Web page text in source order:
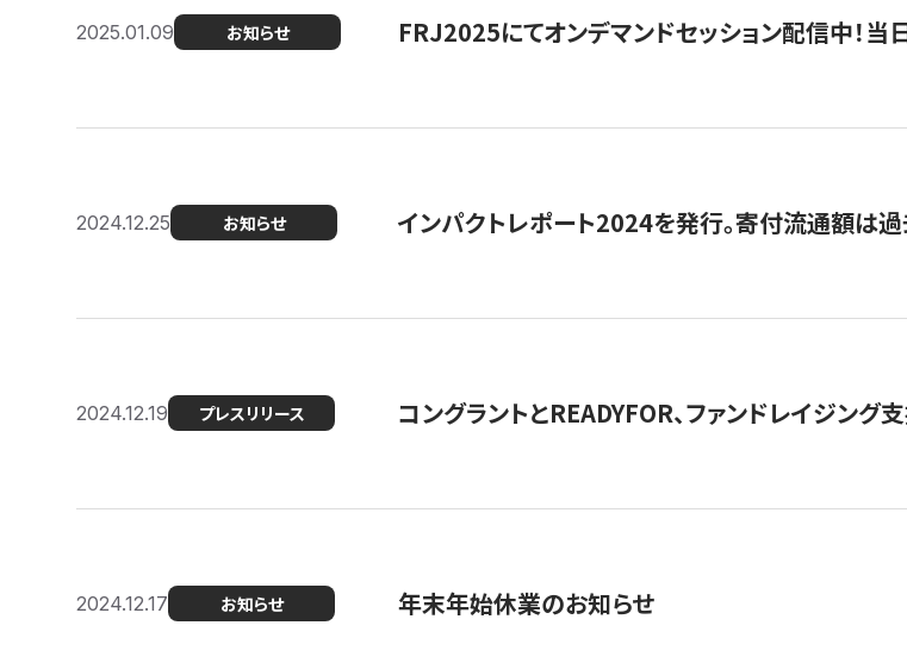
2025.01.09 お知らせ FRJ2025にてオンデマンドセッション配信中！当
2024.12.25 お知らせ インパクトレポート2024を発行。寄付流通額は
2024.12.19 プレスリリース コングラントとREADYFOR、ファンドレイジン
2024.12.17 お知らせ 年末年始休業のお知らせ